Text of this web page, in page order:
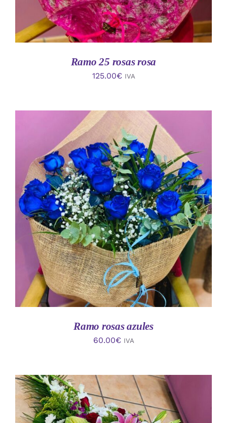
Ramo 25 rosas rosa
125.00€ IVA
AÑADIR AL CARRITO
/
DETALLES
Ramo rosas azules
60.00€ IVA